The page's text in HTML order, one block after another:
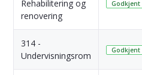
Rehabilitering og
renovering
Godkjent
314 -
Undervisningsrom
Godkjent